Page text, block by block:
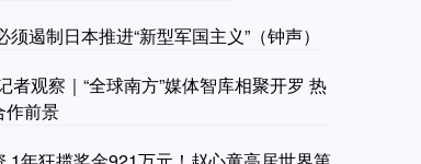
须遏制日本推进“新型军国主义”（钟声）
者观察｜“全球南方”媒体智库相聚开罗 热
作前景